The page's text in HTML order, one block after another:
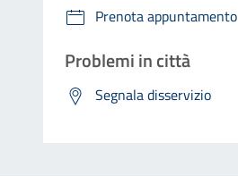
Prenota appuntamento
Problemi in città
Segnala disservizio